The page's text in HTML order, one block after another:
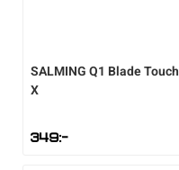
SALMINGQ1 Blade Touch
X
349:-